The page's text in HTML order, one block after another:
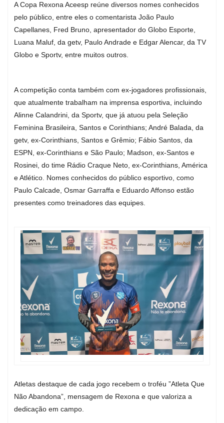
A Copa Rexona Aceesp reúne diversos nomes conhecidos
pelo público, entre eles o comentarista João Paulo
Capellanes, Fred Bruno, apresentador do Globo Esporte,
Luana Maluf, da getv, Paulo Andrade e Edgar Alencar, da TV
Globo e Sportv, entre muitos outros.
A competição conta também com ex-jogadores profissionais,
que atualmente trabalham na imprensa esportiva, incluindo
Alinne Calandrini, da Sportv, que já atuou pela Seleção
Feminina Brasileira, Santos e Corinthians; André Balada, da
getv, ex-Corinthians, Santos e Grêmio; Fábio Santos, da
ESPN, ex-Corinthians e São Paulo; Madson, ex-Santos e
Rosinei, do time Rádio Craque Neto, ex-Corinthians, América
e Atlético. Nomes conhecidos do público esportivo, como
Paulo Calcade, Osmar Garraffa e Eduardo Affonso estão
presentes como treinadores das equipes.
Atletas destaque de cada jogo recebem o troféu ”Atleta Que
Não Abandona”, mensagem de Rexona e que valoriza a
dedicação em campo.